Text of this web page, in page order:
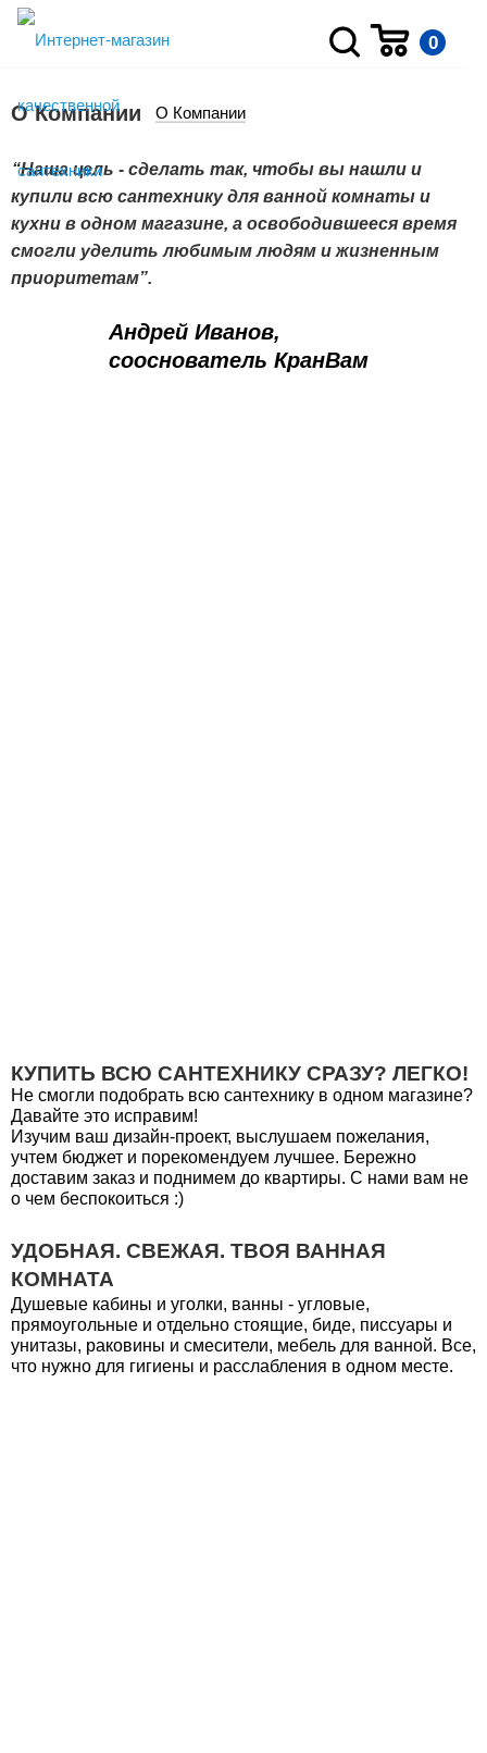
0
О Компании О Компании
“Наша цель - сделать так, чтобы вы нашли и
купили всю сантехнику для ванной комнаты и
кухни в одном магазине, а освободившееся время
смогли уделить любимым людям и жизненным
приоритетам”.
Андрей Иванов,
сооснователь КранВам
КУПИТЬ ВСЮ САНТЕХНИКУ СРАЗУ? ЛЕГКО!
Не смогли подобрать всю сантехнику в одном магазине?
Давайте это исправим!
Изучим ваш дизайн-проект, выслушаем пожелания,
учтем бюджет и порекомендуем лучшее. Бережно
доставим заказ и поднимем до квартиры. С нами вам не
о чем беспокоиться :)
УДОБНАЯ. СВЕЖАЯ. ТВОЯ ВАННАЯ
КОМНАТА
Душевые кабины и уголки, ванны - угловые,
прямоугольные и отдельно стоящие, биде, писсуары и
унитазы, раковины и смесители, мебель для ванной. Все,
что нужно для гигиены и расслабления в одном месте.